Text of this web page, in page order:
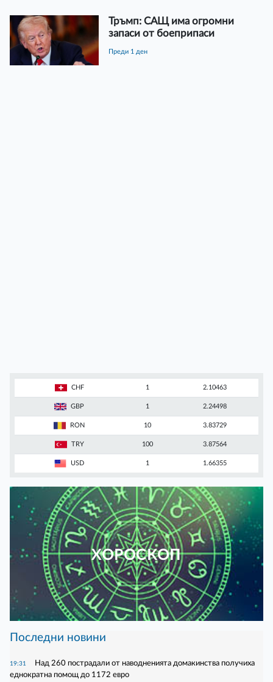
Тръмп: САЩ има огромни
запаси от боеприпаси
преди 1 ден
CHF 1 2.10463
GBP 1 2.24498
RON 10 3.83729
TRY 100 3.87564
USD 1 1.66355
ХОРОСКОП
Последни новини
19:31
Над 260 пострадали от наводненията домакинства получиха
еднократна помощ до 1172 евро